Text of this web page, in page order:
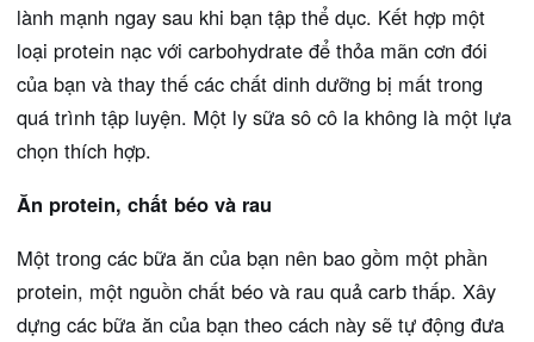
lành mạnh ngay sau khi bạn tập thể dục. Kết hợp một
loại protein nạc với carbohydrate để thỏa mãn cơn đói
của bạn và thay thế các chất dinh dưỡng bị mất trong
quá trình tập luyện. Một ly sữa sô cô la không là một lựa
chọn thích hợp.
Ăn protein, chất béo và rau
Một trong các bữa ăn của bạn nên bao gồm một phần
protein, một nguồn chất béo và rau quả carb thấp. Xây
dựng các bữa ăn của bạn theo cách này sẽ tự động đưa